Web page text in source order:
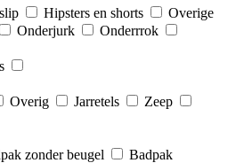
Hipsters en shorts
Overige
Onderjurk
Onderrrok
Overig Jarretels
Zeep
zonder beugel
Badpak